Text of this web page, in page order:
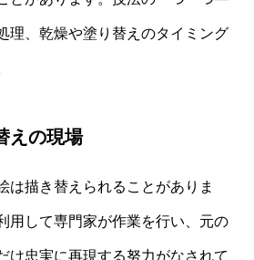
理、乾燥や塗り替えのタイミング
えの現場
は描き替えられることがありま
用して専門家が作業を行い、元の
け忠実に再現する努力がなされて